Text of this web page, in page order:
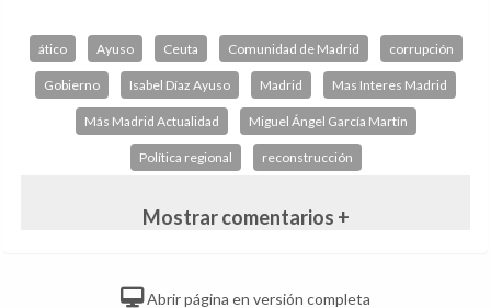
ático Ayuso Ceuta Comunidad de Madrid corrupción
Gobierno Isabel Díaz Ayuso Madrid Mas Interes Madrid
Más Madrid Actualidad Miguel Ángel García Martín
Política regional reconstrucción
Mostrar comentarios +
Abrir página en versión completa